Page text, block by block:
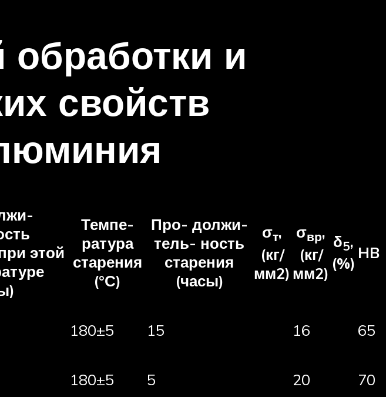
и
свойств
этой
Темпе-
ратура
старения
(°С)
Про- должи-
тель- ность
старения
(часы)
σт,
(кг/
мм2)
σвр,
(кг/
мм2)
δ5,
(%)
HB
180±5 15 16 65
180±5 5 20 70